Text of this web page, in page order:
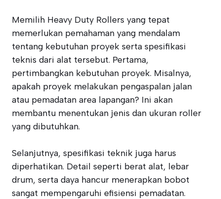
Memilih Heavy Duty Rollers yang tepat
memerlukan pemahaman yang mendalam
tentang kebutuhan proyek serta spesifikasi
teknis dari alat tersebut. Pertama,
pertimbangkan kebutuhan proyek. Misalnya,
apakah proyek melakukan pengaspalan jalan
atau pemadatan area lapangan? Ini akan
membantu menentukan jenis dan ukuran roller
yang dibutuhkan.
Selanjutnya, spesifikasi teknik juga harus
diperhatikan. Detail seperti berat alat, lebar
drum, serta daya hancur menerapkan bobot
sangat mempengaruhi efisiensi pemadatan.